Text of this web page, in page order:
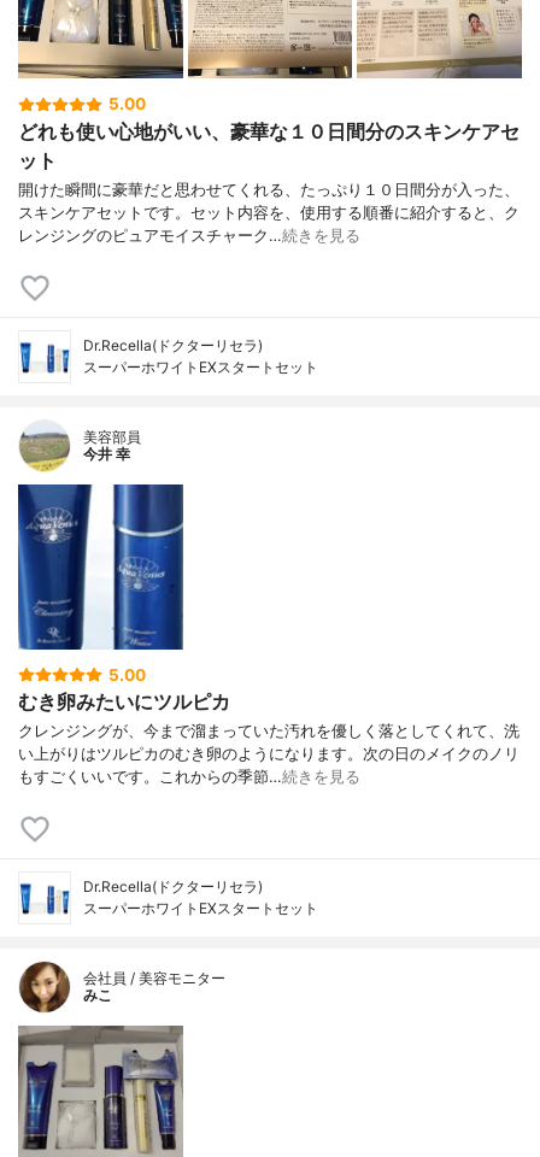
5.00
どれも使い心地がいい、豪華な１０日間分のスキンケアセ
ット
開けた瞬間に豪華だと思わせてくれる、たっぷり１０日間分が入った、
スキンケアセットです。セット内容を、使用する順番に紹介すると、ク
レンジングのピュアモイスチャーク…続きを見る
Dr.Recella(ドクターリセラ)
スーパーホワイトEXスタートセット
美容部員
今井 幸
5.00
むき卵みたいにツルピカ
クレンジングが、今まで溜まっていた汚れを優しく落としてくれて、洗
い上がりはツルピカのむき卵のようになります。次の日のメイクのノリ
もすごくいいです。これからの季節…続きを見る
Dr.Recella(ドクターリセラ)
スーパーホワイトEXスタートセット
会社員 / 美容モニター
みこ